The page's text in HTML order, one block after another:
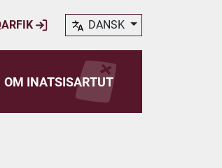
DANSK
OM INATSISARTUT